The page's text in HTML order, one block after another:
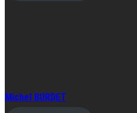
Michel BURDET